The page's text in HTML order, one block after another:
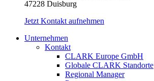
47228 Duisburg
Jetzt Kontakt aufnehmen
Unternehmen
Kontakt
CLARK Europe GmbH
Globale CLARK Standorte
Regional Manager